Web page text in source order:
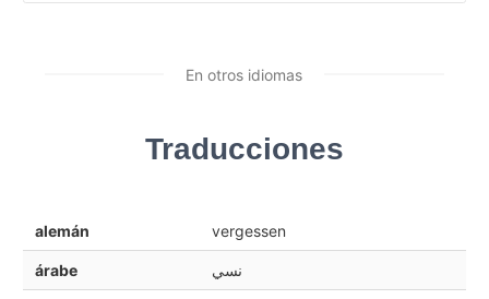
En otros idiomas
Traducciones
alemán vergessen
árabe نسي